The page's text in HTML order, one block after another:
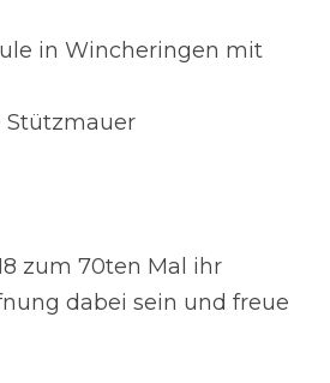
in Wincheringen mit
Stützmauer
zum 70ten Mal ihr
dabei sein und freue